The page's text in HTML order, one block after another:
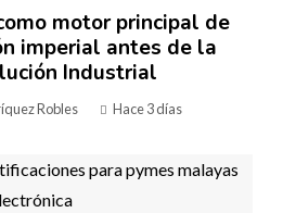
motor principal de
imperial antes de la
Industrial
Robles Hace 3 días